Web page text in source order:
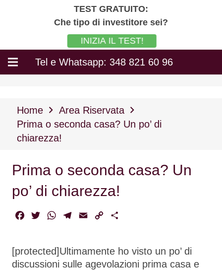
TEST GRATUITO:
Che tipo di investitore sei?
INIZIA IL TEST!
Tel e Whatsapp: 348 821 60 96
Home
Area Riservata
Prima o seconda casa? Un po’ di
chiarezza!
Prima o seconda casa? Un
po’ di chiarezza!
Facebook
TwitterWhatsAppTelegram
Email Copy
[protected]Ultimamente ho visto un po’ di
discussioni sulle agevolazioni prima casa e